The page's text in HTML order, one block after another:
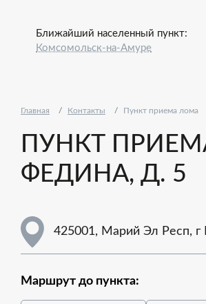
Ближайший населенный пункт:
Комсомольск-на-Амуре
Главная Контакты Пункт приема лома
ПУНКТ
ФЕДИНА, Д. 5
425001, Марий Эл Респ,
Маршрут до пункта: